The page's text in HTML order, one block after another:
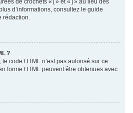
de crochets « [ » et « ] » au lieu des
d’informations, consultez le guide
rédaction.
?
code HTML n’est pas autorisé sur ce
forme HTML peuvent être obtenues avec